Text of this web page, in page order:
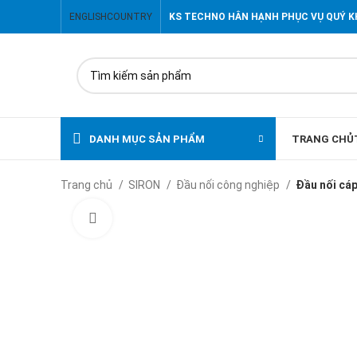
ENGLISH COUNTRY KS TECHNO HÂN HẠNH PHỤC VỤ QUÝ
DANH MỤC SẢN PHẨM TRANG CHỦ
Trang chủ SIRON Đầu nối công nghiệp Đầu nối